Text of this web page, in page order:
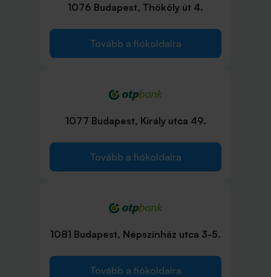
1076 Budapest, Thököly út 4.
Tovább a fiókoldalra
1077 Budapest, Király utca 49.
Tovább a fiókoldalra
1081 Budapest, Népszínház utca 3-5.
Tovább a fiókoldalra